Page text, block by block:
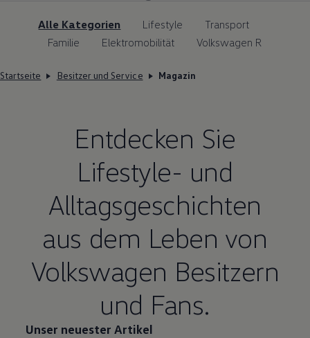
Alle Kategorien Lifestyle
Transport
Familie
Elektromobilität Volkswagen R
Startseite Besitzer und Service Magazin
Entdecken Sie
Lifestyle- und
Alltagsgeschichten
aus dem Leben von
Volkswagen Besitzern
und Fans.
Unser neuester Artikel